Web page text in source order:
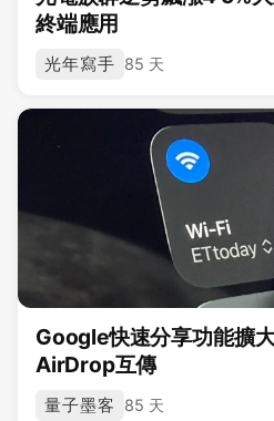
終端應用
光年寫手 85 天
Google快速分享功能擴
AirDrop互傳
量子墨客 85 天